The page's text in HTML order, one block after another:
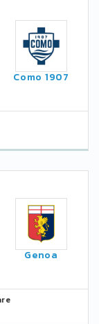
Como 1907
Genoa